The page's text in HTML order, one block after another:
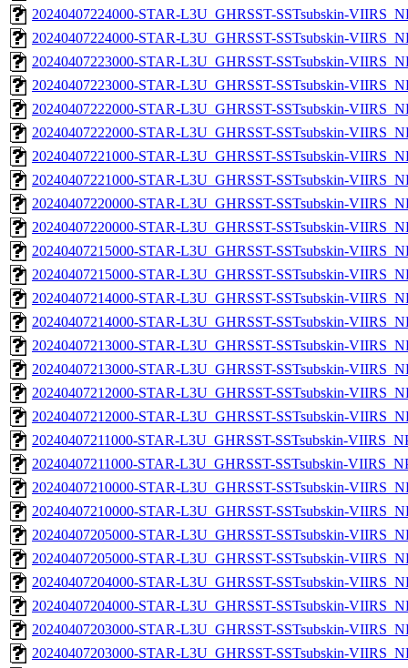
20240407224000-STAR-L3U_GHRSST-SSTsubskin-
20240407224000-STAR-L3U_GHRSST-SSTsubskin-
20240407223000-STAR-L3U_GHRSST-SSTsubskin-
20240407223000-STAR-L3U_GHRSST-SSTsubskin-
20240407222000-STAR-L3U_GHRSST-SSTsubskin-
20240407222000-STAR-L3U_GHRSST-SSTsubskin-
20240407221000-STAR-L3U_GHRSST-SSTsubskin-
20240407221000-STAR-L3U_GHRSST-SSTsubskin-
20240407220000-STAR-L3U_GHRSST-SSTsubskin-
20240407220000-STAR-L3U_GHRSST-SSTsubskin-
20240407215000-STAR-L3U_GHRSST-SSTsubskin-
20240407215000-STAR-L3U_GHRSST-SSTsubskin-
20240407214000-STAR-L3U_GHRSST-SSTsubskin-
20240407214000-STAR-L3U_GHRSST-SSTsubskin-
20240407213000-STAR-L3U_GHRSST-SSTsubskin-
20240407213000-STAR-L3U_GHRSST-SSTsubskin-
20240407212000-STAR-L3U_GHRSST-SSTsubskin-
20240407212000-STAR-L3U_GHRSST-SSTsubskin-
20240407211000-STAR-L3U_GHRSST-SSTsubskin-
20240407211000-STAR-L3U_GHRSST-SSTsubskin-
20240407210000-STAR-L3U_GHRSST-SSTsubskin-
20240407210000-STAR-L3U_GHRSST-SSTsubskin-
20240407205000-STAR-L3U_GHRSST-SSTsubskin-
20240407205000-STAR-L3U_GHRSST-SSTsubskin-
20240407204000-STAR-L3U_GHRSST-SSTsubskin-
20240407204000-STAR-L3U_GHRSST-SSTsubskin-
20240407203000-STAR-L3U_GHRSST-SSTsubskin-
20240407203000-STAR-L3U_GHRSST-SSTsubskin-